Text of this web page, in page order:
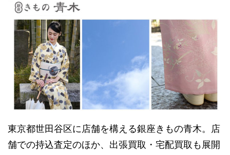
東京都世田谷区に店舗を構える銀座きもの青木。店
舗での持込査定のほか、出張買取・宅配買取も展開